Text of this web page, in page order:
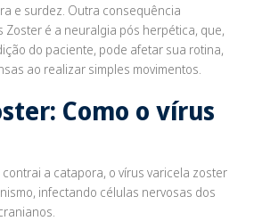
e surdez. Outra consequência
Zoster é a neuralgia pós herpética, que,
do paciente, pode afetar sua rotina,
ao realizar simples movimentos.
Como o vírus
a catapora, o vírus varicela zoster
infectando células nervosas dos